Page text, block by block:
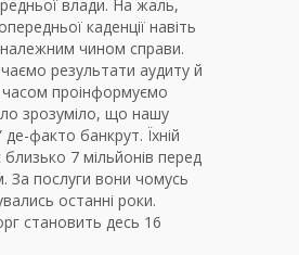
влади. На жаль,
каденції навіть
чином справи.
результати аудиту й
проінформуємо
зрозуміло, що нашу
де-факто банкрут. Їхній
7 мільйонів перед
За послуги вони чомусь
останні роки.
становить десь 16